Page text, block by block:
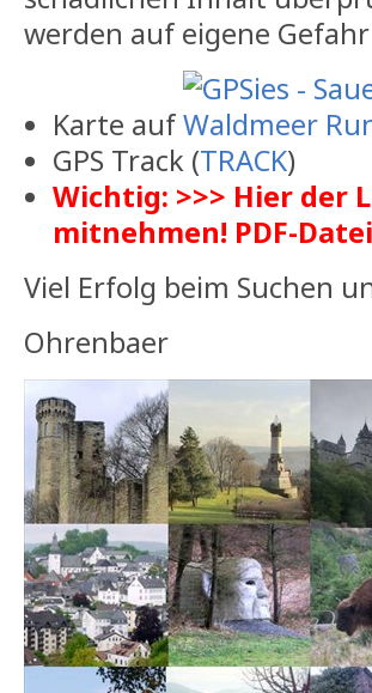
werden auf eigene
Karte auf
GPS Track (TRACK)
Wichtig: >>> Hier der
mitnehmen! PDF-
Viel Erfolg beim Suchen
Ohrenbaer